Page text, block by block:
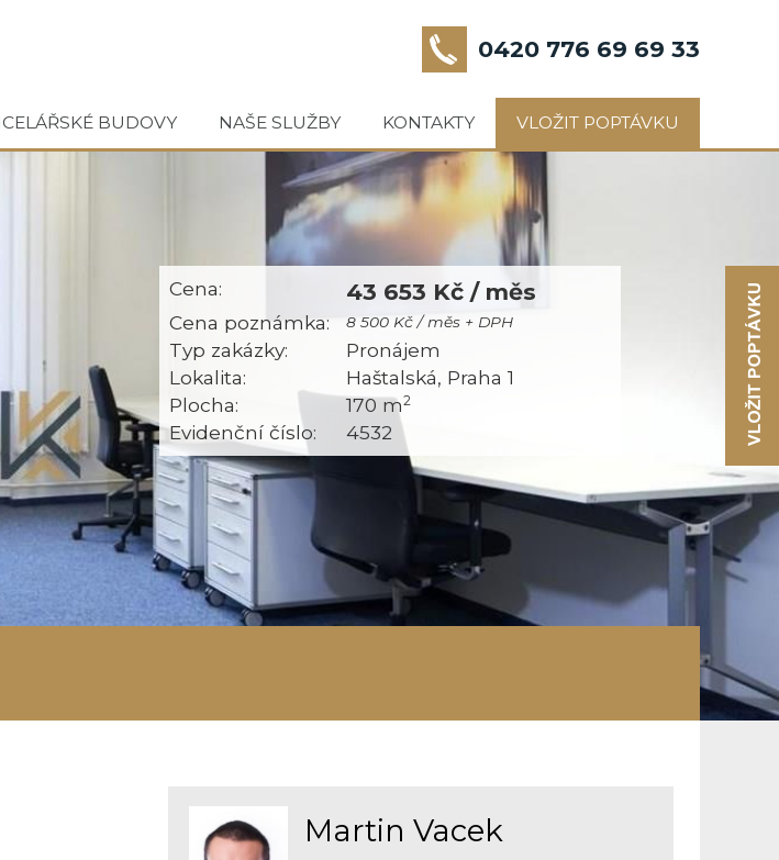
0420 776 69 69 33
BUDOVY NAŠE SLUŽBY KONTAKTY VLOŽIT POPTÁVKU
Cena: 43 653 Kč / měs
Cena poznámka: 8 500 Kč / měs + DPH
Typ zakázky:
Pronájem
Lokalita:
Haštalská, Praha 1
Plocha:
170 m2
Evidenční číslo: 4532
Martin Vacek